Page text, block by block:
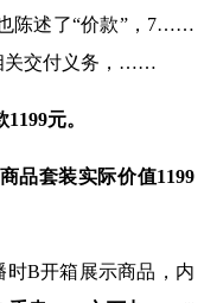
陈述了“价款”， 7……
交付义务， ……
1199元。
品套装实际价值1199
时B开箱展示商品，内